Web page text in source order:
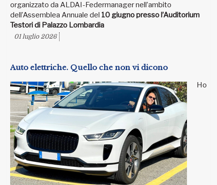
organizzato da ALDAI-Federmanager nell’ambito
dell’Assemblea Annuale del 10 giugno presso l’Auditorium
Testori di Palazzo Lombardia
01 luglio 2026
Auto elettriche. Quello che non vi dicono
Ho